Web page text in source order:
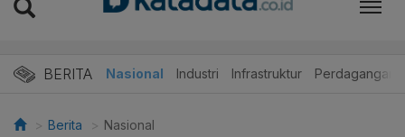
BERITA Nasional Industri Infrastruktur Perdagangan
Berita Nasional